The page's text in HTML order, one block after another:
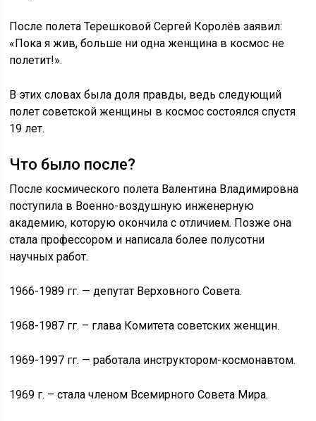
После полета Терешковой Сергей Королёв заявил:
«Пока я жив, больше ни одна женщина в космос не
полетит!».
В этих словах была доля правды, ведь следующий
полет советской женщины в космос состоялся спустя
19 лет.
Что было после?
После космического полета Валентина Владимировна
поступила в Военно-воздушную инженерную
академию, которую окончила с отличием. Позже она
стала профессором и написала более полусотни
научных работ.
1966-1989 гг. — депутат Верховного Совета.
1968-1987 гг. – глава Комитета советских женщин.
1969-1997 гг. — работала инструктором-космонавтом.
1969 г. – стала членом Всемирного Совета Мира.